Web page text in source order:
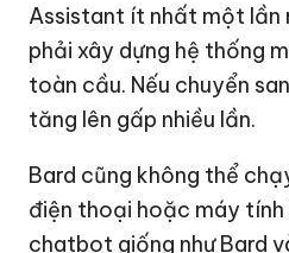
Assistant ít nhất một lần
phải xây dựng hệ thống
toàn cầu. Nếu chuyển
tăng lên gấp nhiều lần.
Bard cũng không thể
điện thoại hoặc máy
chatbot giống như Bard